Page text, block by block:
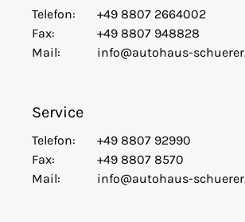
Telefon:
+49 8807 2664002
Fax:
+49 8807 948828
Mail:
info@autohaus-
Service
Telefon:
+49 8807 92990
Fax:
+49 8807 8570
Mail:
info@autohaus-